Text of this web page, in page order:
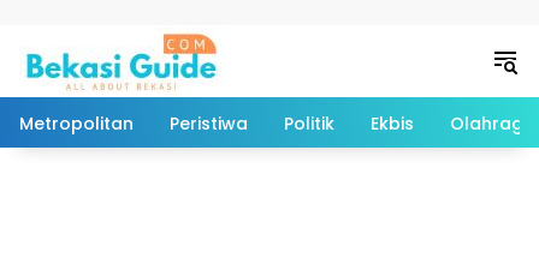
Metropolitan Peristiwa Politik Ekbis Olahraga